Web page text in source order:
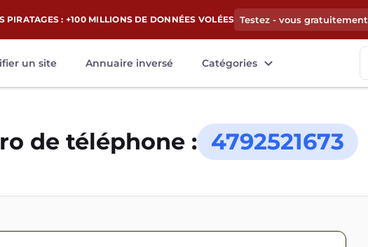
PIRATAGES : +100 MILLIONS DE DONNÉES VOLÉES Testez - vous gratuitement
un site Annuaire inversé Catégories
de téléphone : 4792521673